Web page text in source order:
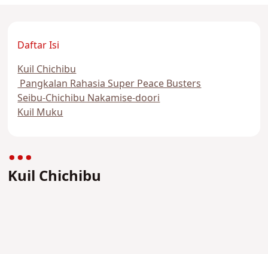
Daftar Isi
Kuil Chichibu
Pangkalan Rahasia Super Peace Busters
Seibu-Chichibu Nakamise-doori
Kuil Muku
Kuil Chichibu